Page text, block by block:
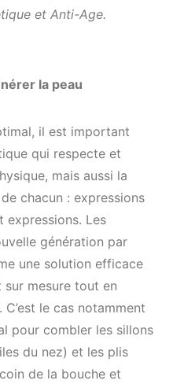
et Anti-Age.
la peau
il est important
qui respecte et
mais aussi la
chacun : expressions
expressions. Les
génération par
une solution efficace
mesure tout en
le cas notamment
pour combler les sillons
du nez) et les plis
de la bouche et